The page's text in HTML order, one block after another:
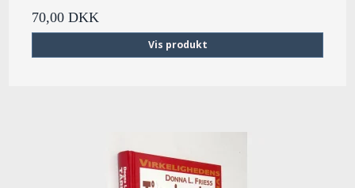
70,00 DKK
Vis produkt